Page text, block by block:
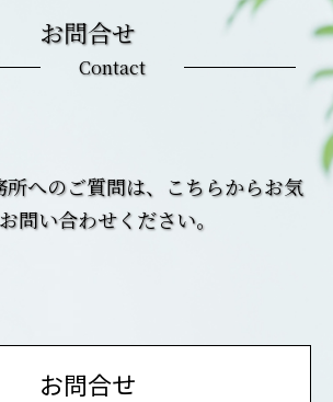
お問合せ
Contact
へのご質問は、こちらからお気
問い合わせください。
お問合せ